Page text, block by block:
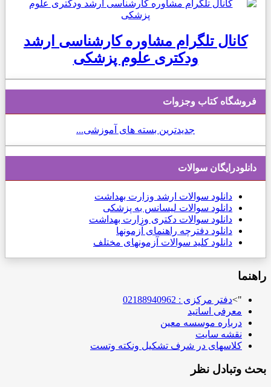
کانال تلگرام مشاوره کارشناسی ارشد
ودکتری علوم پزشکی
فروشگاه کتاب وجزوات
جدیدترین بسته های آموزشی...
دانلودرایگان سوالات
دانلود سوالات ارشد وزارت بهداشت
دانلود سوالات لیسانس به پزشکی
دانلود سوالات دکتری وزارت بهداشت
دانلود دفترچه راهنمای آزمونها
دانلود کلید سوالات آزمونهای مختلف
راهنما
">دفتر مرکزی : 02188940962
معرفی اساتید
درباره موسسه معین
نقشه سایت
کلاسهای در شرف تشکیل ونکته وتست
بحث وتبادل نظر